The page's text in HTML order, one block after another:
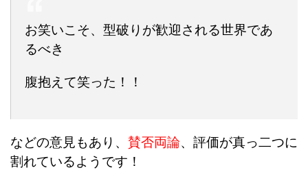
お笑いこそ、型破りが歓迎される世界であ
るべき
腹抱えて笑った！！
などの意見もあり、 賛否両論、評価が真っ二つに
割れているようです！